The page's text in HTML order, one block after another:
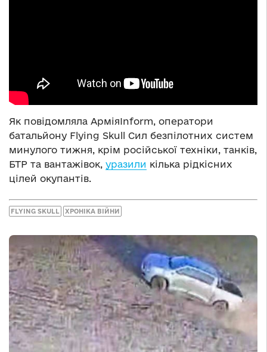
Як повідомляла АрміяInform, оператори
батальйону Flying Skull Сил безпілотних систем
минулого тижня, крім російської техніки, танків,
БТР та вантажівок, уразили кілька рідкісних
цілей окупантів.
FLYING SKULL ХРОНІКА ВІЙНИ